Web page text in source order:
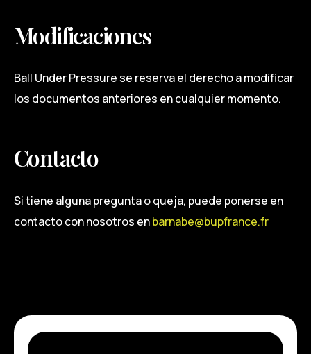
Modificaciones
Ball Under Pressure se reserva el derecho a modificar
los documentos anteriores en cualquier momento.
Contacto
Si tiene alguna pregunta o queja, puede ponerse en
contacto con nosotros enbarnabe@bupfrance.fr